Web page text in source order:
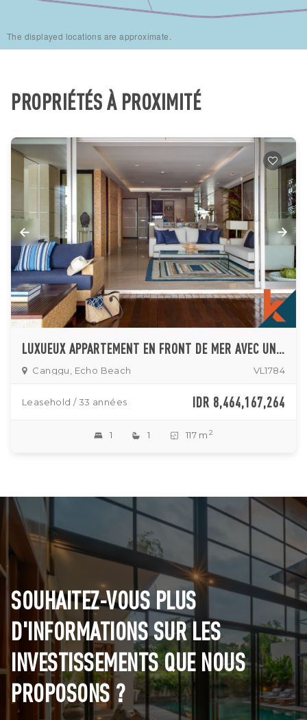
The displayed locations are approximate.
PROPRIÉTÉS À PROXIMITÉ
LUXUEUX APPARTEMENT EN FRONT DE MER AVEC UNE CHAMBRE À COUCHER À VENDRE À CANGGU
Canggu, Echo Beach VL1784
Leasehold / 33 années IDR 8,464,167,264
1 1 117 m 2
SOUHAITEZ-VOUS PLUS
D'INFORMATIONS SUR LES
INVESTISSEMENTS QUE NOUS
PROPOSONS ?